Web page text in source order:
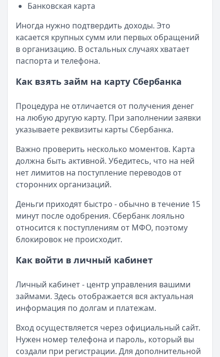
Банковская карта
Иногда нужно подтвердить доходы. Это
касается крупных сумм или первых обращений
в организацию. В остальных случаях хватает
паспорта и телефона.
Как взять займ на карту Сбербанка
Процедура не отличается от получения денег
на любую другую карту. При заполнении заявки
указываете реквизиты карты Сбербанка.
Важно проверить несколько моментов. Карта
должна быть активной. Убедитесь, что на ней
нет лимитов на поступление переводов от
сторонних организаций.
Деньги приходят быстро - обычно в течение 15
минут после одобрения. Сбербанк лояльно
относится к поступлениям от МФО, поэтому
блокировок не происходит.
Как войти в личный кабинет
Личный кабинет - центр управления вашими
займами. Здесь отображается вся актуальная
информация по долгам и платежам.
Вход осуществляется через официальный сайт.
Нужен номер телефона и пароль, который вы
создали при регистрации. Для дополнительной